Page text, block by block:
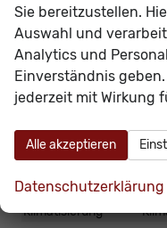
höhenverstellbar
umklappbar,
Innen
Doppelter
Fensterheber
Innenraumfilter
Klimatisierung
Sie bereitzustellen.
Auswahl und
Analytics und
Einverständnis
jederzeit mit Wirkung
Alle akzeptieren
Datenschutzerklärung